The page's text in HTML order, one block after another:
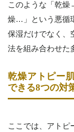
このような「乾
燥…」という悪循
保湿だけでなく、
法を組み合わせた
乾燥アトピー
できる8つの対
ここでは、アトピ